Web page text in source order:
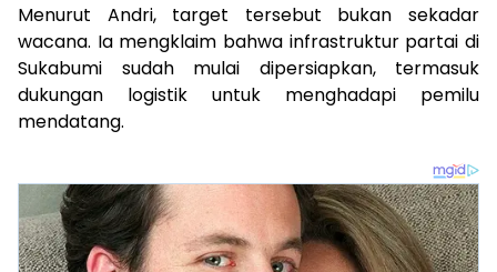
Menurut Andri, target tersebut bukan sekadar
wacana. Ia mengklaim bahwa infrastruktur partai di
Sukabumi sudah mulai dipersiapkan, termasuk
dukungan logistik untuk menghadapi pemilu
mendatang.